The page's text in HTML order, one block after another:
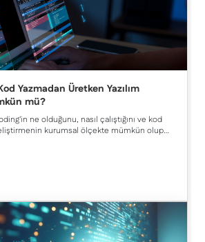
Yazmadan Üretken Yazılım
mü?
ne olduğunu, nasıl çalıştığını ve kod
kurumsal ölçekte mümkün olup
ve Claude Code gibi araçlar üzerinden
geliştirici rolündeki dönüşümü ve
sürdürülebilirlik açısından göz önünde
riskleri inceledik.